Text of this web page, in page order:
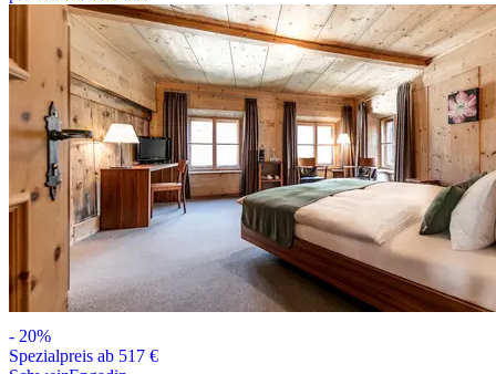
- 20%
Spezialpreis ab 517 €